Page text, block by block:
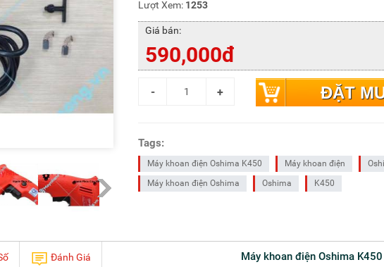
Lượt Xem: 1253
Giá bán:
590,000đ
ĐẶT
Tags:
Máy khoan điện Oshima K450 Máy khoan điện
Máy khoan điện Oshima
Oshima K450
Đánh Giá Máy khoan điện Oshima K450